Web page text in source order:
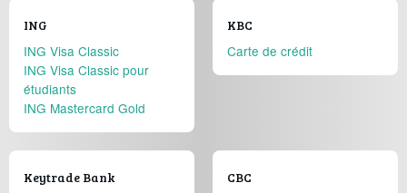
ING
ING Visa Classic
ING Visa Classic pour
étudiants
ING Mastercard Gold
KBC
Carte de crédit
Keytrade Bank CBC